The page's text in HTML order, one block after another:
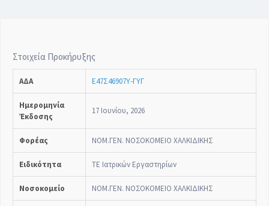
Στοιχεία Προκήρυξης
ΑΔΑ Ε47Σ46907Υ-ΓΥΓ
Ημερομηνία
Έκδοσης
17 Ιουνίου, 2026
Φορέας ΝΟΜ.ΓΕΝ. ΝΟΣΟΚΟΜΕΙΟ ΧΑΛΚΙΔΙΚΗΣ
Ειδικότητα ΤΕ Ιατρικών Εργαστηρίων
Νοσοκομείο ΝΟΜ.ΓΕΝ. ΝΟΣΟΚΟΜΕΙΟ ΧΑΛΚΙΔΙΚΗΣ